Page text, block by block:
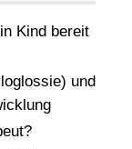
Kind bereit
und